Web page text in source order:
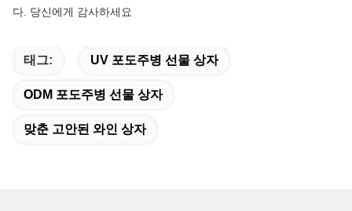
다. 당신에게 감사하세요
태그: UV 포도주병 선물 상자
ODM 포도주병 선물 상자
맞춘 고안된 와인 상자